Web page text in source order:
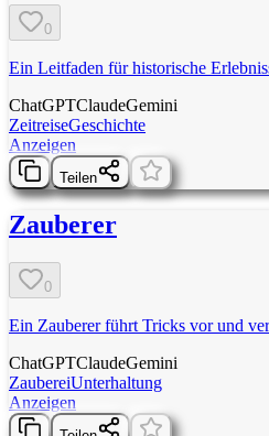
0
Ein Leitfaden für historische
ChatGPTClaudeGemini
ZeitreiseGeschichte
Anzeigen
Teilen
Zauberer
0
Ein Zauberer führt Tricks vor und
ChatGPTClaudeGemini
ZaubereiUnterhaltung
Anzeigen